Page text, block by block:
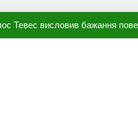
Тевес висловив бажання